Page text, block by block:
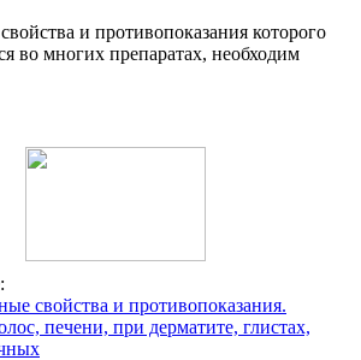
и противопоказания которого
во многих препаратах, необходим
свойства и противопоказания.
печени, при дерматите, глистах,